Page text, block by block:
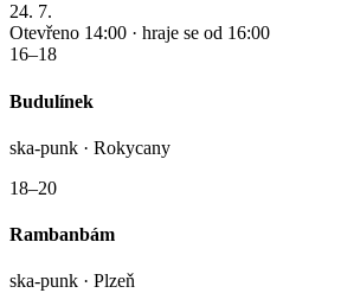
24. 7.
Otevřeno 14:00 · hraje se od 16:00
16–18
Budulínek
ska-punk · Rokycany
18–20
Rambanbám
ska-punk · Plzeň